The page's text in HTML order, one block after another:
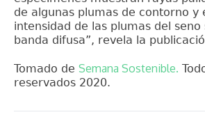
de algunas plumas de contorno y
intensidad de las plumas del seno
banda difusa”, revela la
Tomado de Semana Sostenible.
reservados 2020.